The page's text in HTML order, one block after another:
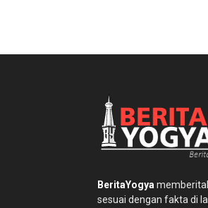
BeritaYogya
sesuai dengan fakta di